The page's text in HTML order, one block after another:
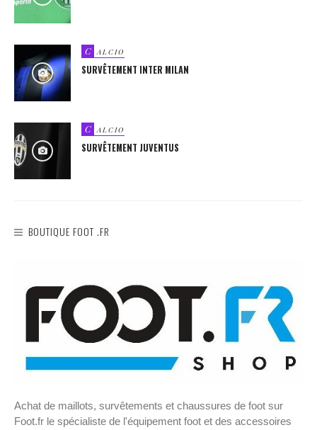
C ALCIO
SURVÊTEMENT INTER MILAN
C ALCIO
SURVÊTEMENT JUVENTUS
BOUTIQUE FOOT .FR
Achat de maillots, survêtements et chaussures de foot sur
Foot.fr le spécialiste de l'équipement foot et des accessoires